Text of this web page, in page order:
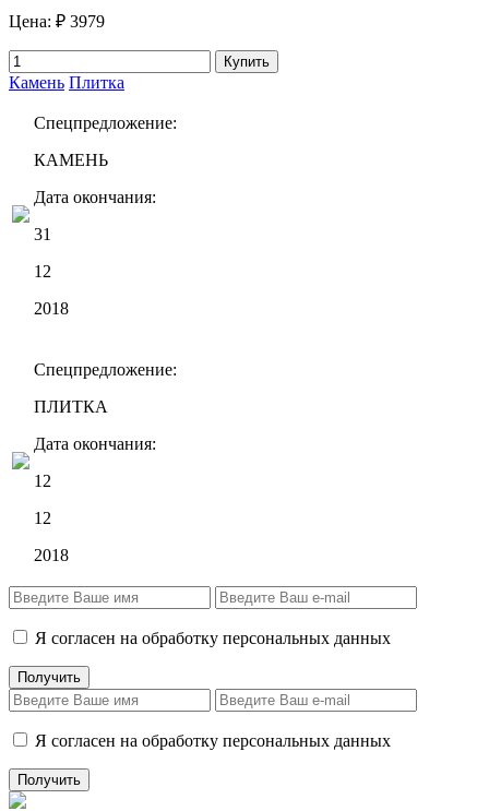
Цена: ₽ 3979
Купить
Камень Плитка
Спецпредложение:
КАМЕНЬ
Дата окончания:
31
12
2018
Спецпредложение:
ПЛИТКА
Дата окончания:
12
12
2018
Я согласен на обработку персональных данных
Я согласен на обработку персональных данных